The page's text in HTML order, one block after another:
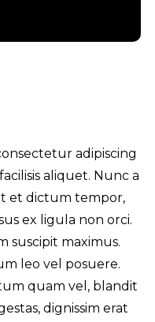
adipiscing
aliquet. Nunc a
et dictum tempor,
ex ligula non orci.
suscipit maximus.
leo vel posuere.
quam vel, blandit
dignissim erat